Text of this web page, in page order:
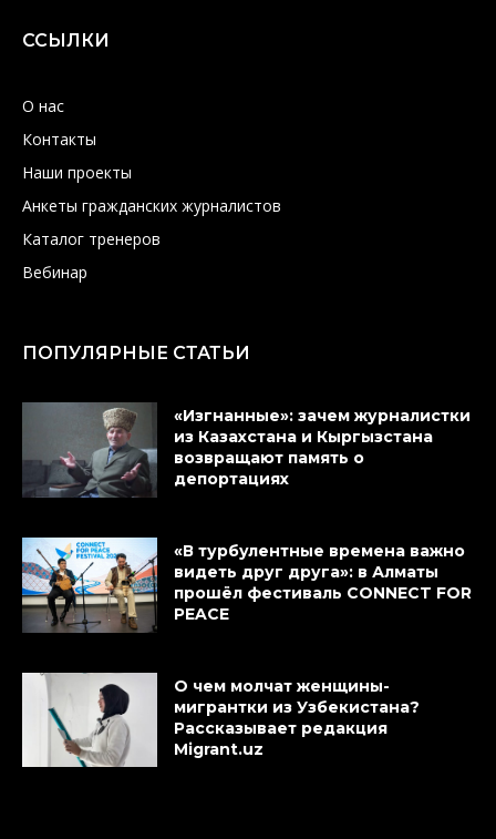
ССЫЛКИ
О нас
Контакты
Наши проекты
Анкеты гражданских журналистов
Каталог тренеров
Вебинар
ПОПУЛЯРНЫЕ СТАТЬИ
«Изгнанные»: зачем журналистки
из Казахстана и Кыргызстана
возвращают память о
депортациях
«В турбулентные времена важно
видеть друг друга»: в Алматы
прошёл фестиваль CONNECT FOR
PEACE
О чем молчат женщины-
мигрантки из Узбекистана?
Рассказывает редакция
Migrant.uz